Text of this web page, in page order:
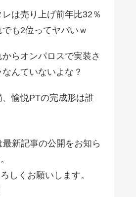
レは売り上げ前年比32％
も2位ってヤバいｗ
からオンパロスで実装さ
んていないよな？
、愉悦PTの完成形は誰
新記事の公開をお知ら
しくお願いします。